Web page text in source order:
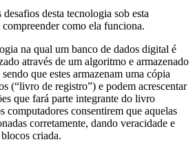
desta tecnologia sob esta
como ela funciona.
na qual um banco de dados digital é
através de um algoritmo e armazenado
que estes armazenam uma cópia
(“livro de registro”) e podem acrescentar
que fará parte integrante do livro
computadores consentirem que aquelas
corretamente, dando veracidade e
criada.